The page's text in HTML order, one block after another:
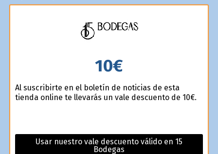
10€
Al suscribirte en el boletín de noticias de esta
tienda online te llevarás un vale descuento de 10€.
Usar nuestro vale descuento válido en 15
Bodegas